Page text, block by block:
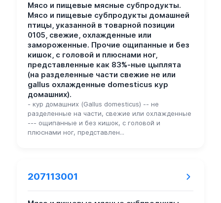
Мясо и пищевые мясные субпродукты.
Мясо и пищевые субпродукты домашней
птицы, указанной в товарной позиции
0105, свежие, охлажденные или
замороженные. Прочие ощипанные и без
кишок, с головой и плюснами ног,
представленные как 83%-ные цыплята
(на разделенные части свежие не или
gallus охлажденные domesticus кур
домашних).
- кур домашних (Gallus domesticus) -- не
разделенные на части, свежие или охлажденные
--- ощипанные и без кишок, с головой и
плюснами ног, представлен...
207113001